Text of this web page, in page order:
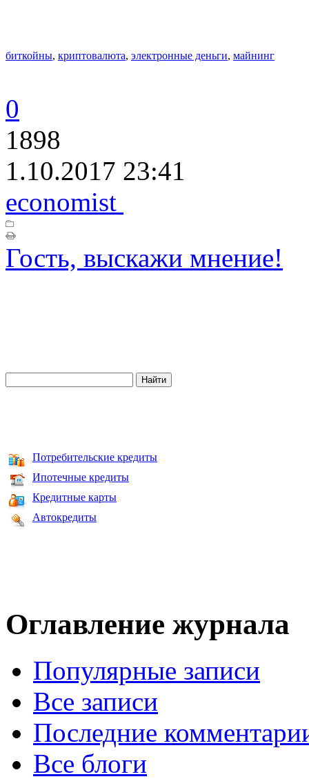
биткойны, криптовалюта, электронные деньги, майнинг
0
1898
1.10.2017 23:41
economist
Гость, выскажи мнение!
Потребительские кредиты
Ипотечные кредиты
Кредитные карты
Автокредиты
Оглавление журнала
Популярные записи
Все записи
Последние
Все блоги